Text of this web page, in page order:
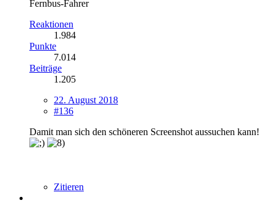
Fernbus-Fahrer
Reaktionen
1.984
Punkte
7.014
Beiträge
1.205
22. August 2018
#136
Damit man sich den schöneren Screenshot aussuchen kann!
Zitieren